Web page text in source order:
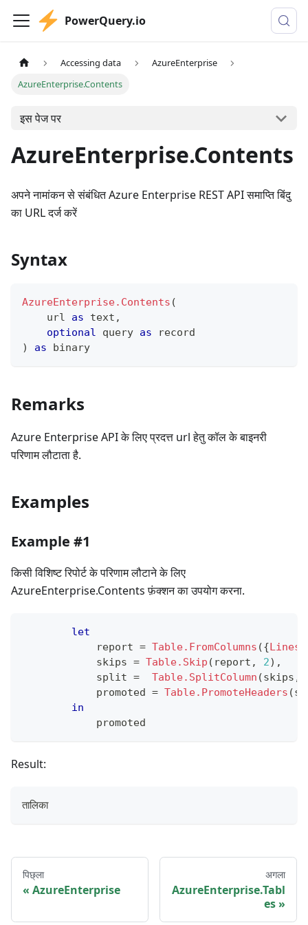
PowerQuery.io
Accessing data
AzureEnterprise
AzureEnterprise.Contents
इस पेज पर
AzureEnterprise.Contents
अपने नामांकन से संबंधित Azure Enterprise REST API समाप्ति बिंदु
का URL दर्ज करें
Syntax
AzureEnterprise.Contents (
    url
as text ,
optional query as
record
)
as binary
Remarks
Azure Enterprise API के लिए प्रदत्त url हेतु कॉल के बाइनरी
परिणाम लौटाता है.
Examples
Example #1
किसी विशिष्ट रिपोर्ट के परिणाम लौटाने के लिए
AzureEnterprise.Contents फ़ंक्शन का उपयोग करना.
let
            report
= Table.FromColumns ({
            skips
= Table.Skip ( report , 2) ,
            split
= Table.SplitColumn (skips ,
            promoted
= Table.PromoteHeaders (
in
            promoted
Result:
तालिका
पिछ्ला
AzureEnterprise
अगला
AzureEnterprise.Tabl
es